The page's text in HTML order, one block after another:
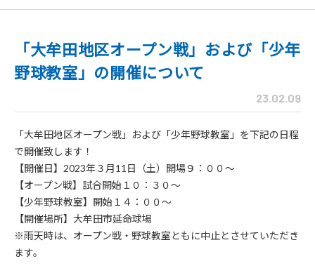
「大牟田地区オープン戦」および「少年
野球教室」の開催について
23.02.09
「大牟田地区オープン戦」および「少年野球教室」を下記の日程
で開催致します！
【開催日】2023年３月11日（土）開場９：００～
【オープン戦】試合開始１０：３０～
【少年野球教室】開始１４：００～
【開催場所】大牟田市延命球場
※雨天時は、オープン戦・野球教室ともに中止とさせていただき
ます。